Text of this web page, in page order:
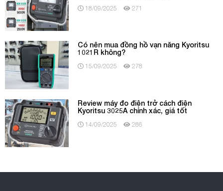
18/09/2025 271
Có nên mua đồng hồ vạn năng Kyoritsu
1021R không?
15/09/2025 278
Review máy đo điện trở cách điện
Kyoritsu 3025A chính xác, giá tốt
14/09/2025 286